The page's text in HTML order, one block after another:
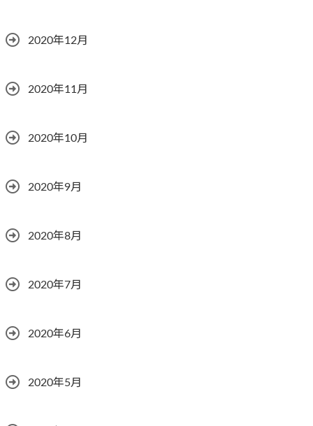
2020年12月
2020年11月
2020年10月
2020年9月
2020年8月
2020年7月
2020年6月
2020年5月